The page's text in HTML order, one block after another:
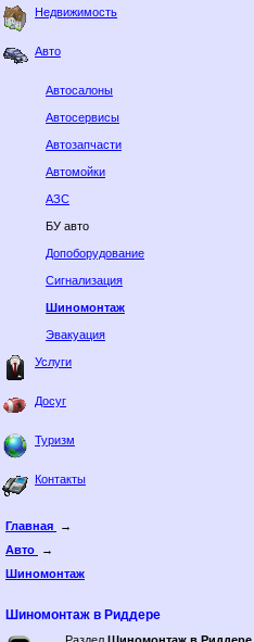
Недвижимость
Авто
Автосалоны
Автосервисы
Автозапчасти
Автомойки
АЗС
БУ авто
Допоборудование
Сигнализация
Шиномонтаж
Эвакуация
Услуги
Досуг
Туризм
Контакты
Главная
→
Авто
→
Шиномонтаж
Шиномонтаж в Риддере